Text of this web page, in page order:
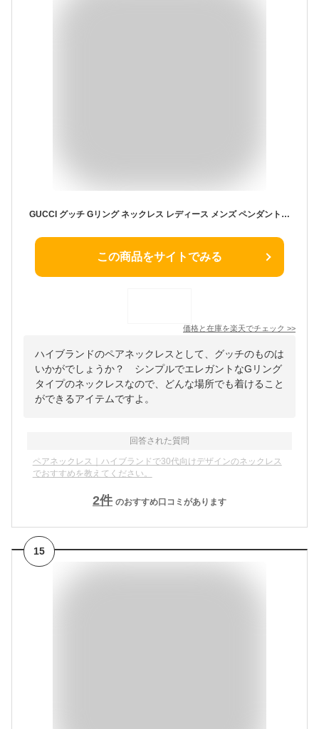
GUCCI グッチ Gリング ネックレス レディース メンズ ペンダント 誕生日 プレゼント 男性 女性 ギフト 記念日 ジュエリー チェーンネックレス シルバーアクセサリー 卒業 入学 お祝い
この商品をサイトでみる
価格と在庫を楽天でチェック >>
ハイブランドのペアネックレスとして、グッチのものは
いかがでしょうか？ シンプルでエレガントなGリング
タイプのネックレスなので、どんな場所でも着けること
ができるアイテムですよ。
回答された質問
ペアネックレス｜ハイブランドで30代向けデザインのネックレス
でおすすめを教えてください。
2件 のおすすめ口コミがあります
15